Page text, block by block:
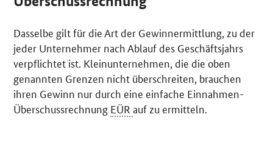
Dasselbe gilt für die Art der Gewinnermittlung, zu der
jeder Unternehmer nach Ablauf des Geschäftsjahrs
verpflichtet ist. Kleinunternehmen, die die oben
genannten Grenzen nicht überschreiten, brauchen
ihren Gewinn nur durch eine einfache Einnahmen-
Überschussrechnung EÜRauf zu ermitteln.